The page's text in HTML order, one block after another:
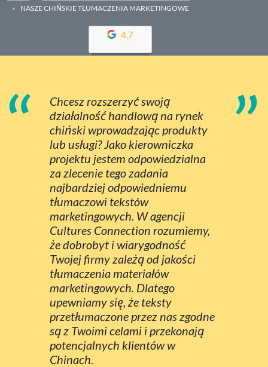
NASZE CHIŃSKIE TŁUMACZENIA MARKETINGOWE
4,7
“
Chcesz rozszerzyć swoją
działalność handlową na rynek
chiński wprowadzając produkty
lub usługi? Jako kierowniczka
projektu jestem odpowiedzialna
za zlecenie tego zadania
najbardziej odpowiedniemu
tłumaczowi tekstów
marketingowych. W agencji
Cultures Connection rozumiemy,
że dobrobyt i wiarygodność
Twojej firmy zależą od jakości
tłumaczenia materiałów
marketingowych. Dlatego
upewniamy się, że teksty
przetłumaczone przez nas zgodne
są z Twoimi celami i przekonają
potencjalnych klientów w
Chinach.
”